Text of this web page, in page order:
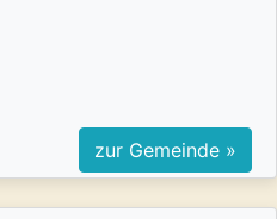
zur Gemeinde »